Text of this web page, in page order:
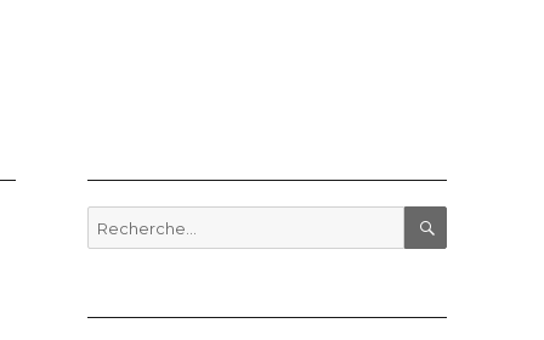
Recherche
pour
RECHERCHE